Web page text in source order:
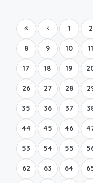
1 2
8 9 10 11
17 18 19
26 27 28
35 36 37
44 45 46
53 54 55
62 63 64